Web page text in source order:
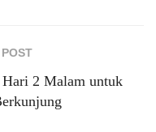
Hari 2 Malam untuk